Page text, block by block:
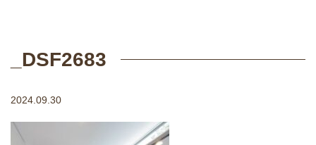
_DSF2683
2024.09.30